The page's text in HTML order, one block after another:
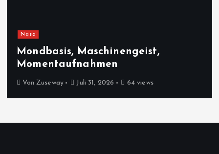
Nasa
Mondbasis, Maschinengeist,
Momentaufnahmen
Von Zuseway Juli 31, 2026 64 views